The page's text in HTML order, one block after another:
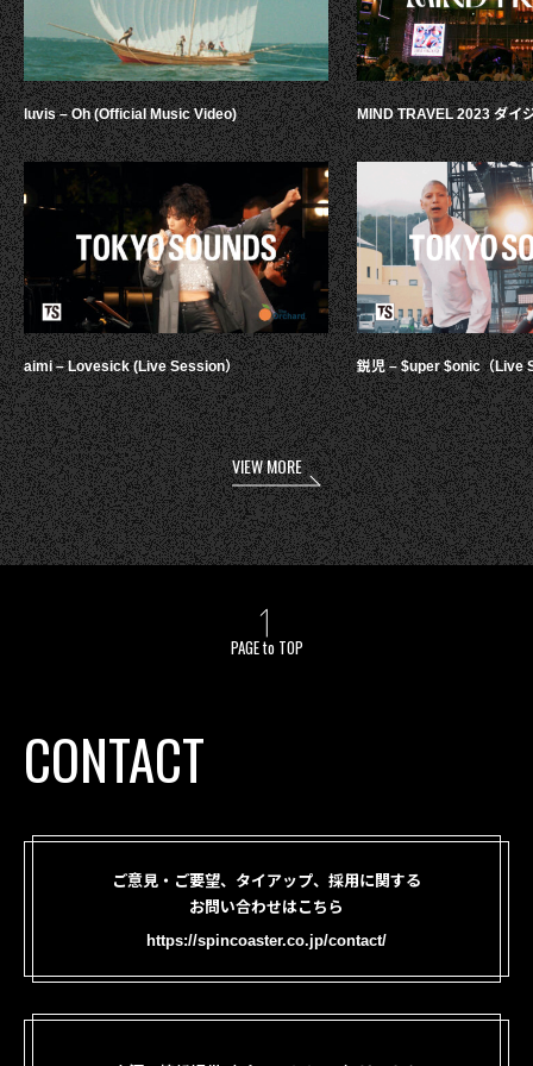
luvis – Oh (Official Music Video)
aimi – Lovesick (Live Session）
MIND TRAVEL 2023 ダイ
鋭児 – $uper $onic（Live
VIEW MORE
PAGE to TOP
CONTACT
ご意見・ご要望、タイアップ、採用に関する
お問い合わせはこちら
https://spincoaster.co.jp/contact/